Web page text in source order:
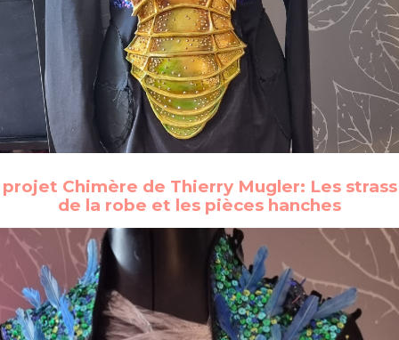
projet Chimère de Thierry Mugler: Les strass
de la robe et les pièces hanches